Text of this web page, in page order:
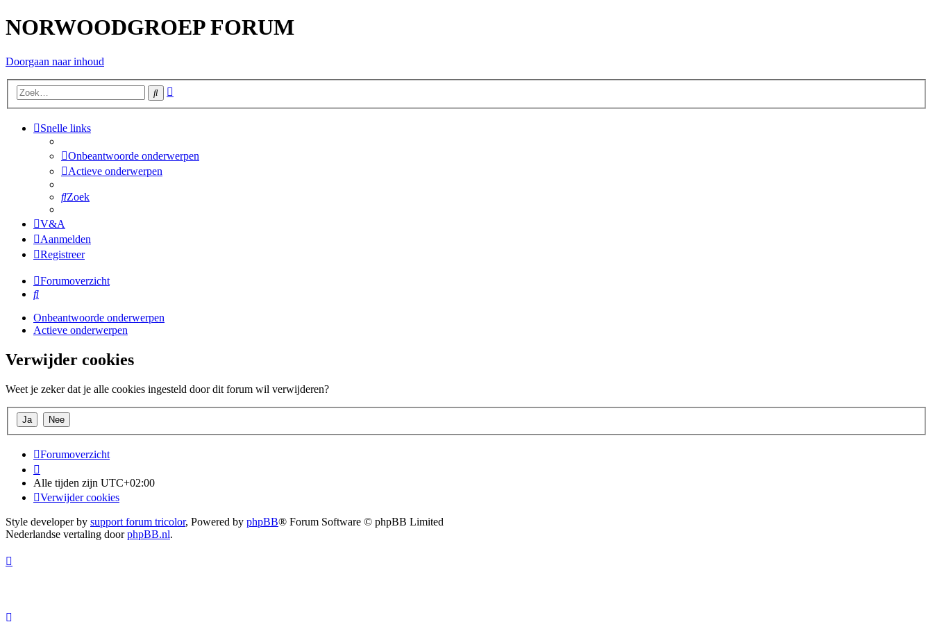
NORWOODGROEP FORUM
Doorgaan naar inhoud
Zoek
Snelle links
Onbeantwoorde onderwerpen
Actieve onderwerpen
Zoek
V&A
Aanmelden
Registreer
Forumoverzicht
Zoek
Onbeantwoorde onderwerpen
Actieve onderwerpen
Verwijder cookies
Weet je zeker dat je alle cookies ingesteld door dit forum wil verwijderen?
Forumoverzicht
Alle tijden zijn UTC+02:00
Verwijder cookies
Style developer by support forum tricolor, Powered by phpBB® Forum Software © phpBB Limited
Nederlandse vertaling doorphpBB.nl.